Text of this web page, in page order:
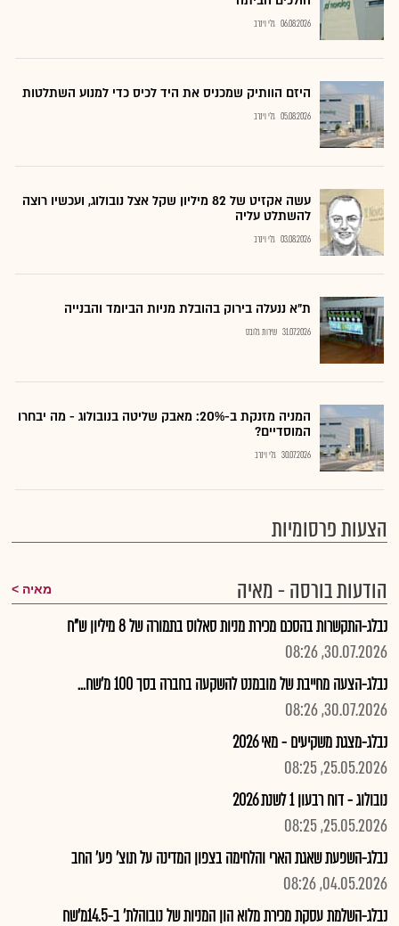
06.08.2026 גלי וינרב
היזם הוותיק שמכניס את היד לכיס כדי למנוע השתלטות
05.08.2026 גלי וינרב
עשה אקזיט של 82 מיליון שקל אצל נובולוג, ועכשיו רוצה
להשתלט עליה
03.08.2026 גלי וינרב
ת"א ננעלה בירוק בהובלת מניות הביומד והבנייה
31.07.2026 שירות גלובס
המניה מזנקת ב-20%: מאבק שליטה בנובולוג - מה יבחרו
המוסדיים?
30.07.2026 גלי וינרב
הצעות פרסומיות
הודעות בורסה - מאיה
מאיה
נבלג-התקשרות בהסכם מכירת מניות סאלוס בתמורה של 8 מיליון ש"ח
30.07.2026, 08:26
נבלג-הצעה מחייבת של מובמנט להשקעה בחברה בסך 100 מ'שח...
30.07.2026, 08:26
נבלג-מצגת משקיעים - מאי 2026
25.05.2026, 08:25
נובולוג - דוח רבעון 1 לשנת 2026
25.05.2026, 08:25
נבלג-השפעת שאגת הארי והלחימה בצפון המדינה על תוצ' פע' החב
04.05.2026, 08:26
נבלג-השלמת עסקת מכירת מלוא הון המניות של נובוהלת' ב-14.5מ'שח